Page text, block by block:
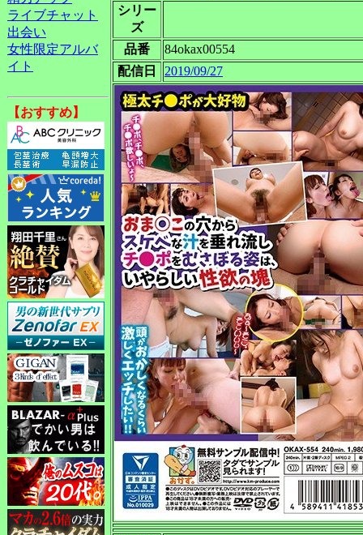
ライブチャット
出会い
女性限定アルバ
イト
【おすすめ】
シリー
ズ
品番
84okax00554
配信日
2019/09/27